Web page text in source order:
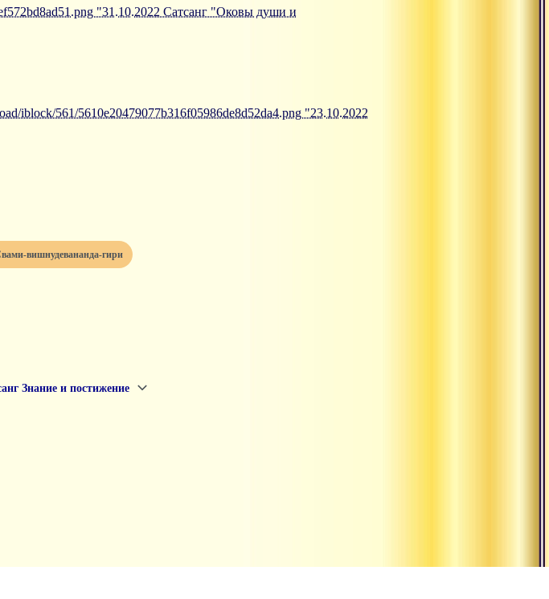
"31.10.2022 Сатсанг "Оковы души и
iblock/561/5610e20479077b316f05986de8d52da4.png "23.10.2022
Свами-вишнудевананда-гири
Знание и постижение